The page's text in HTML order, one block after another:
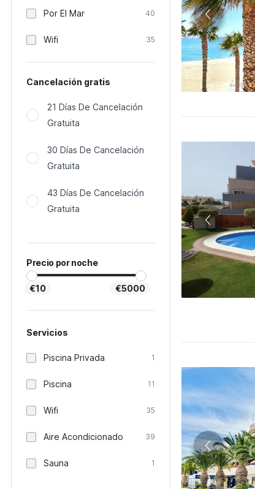
Por El Mar 40
Wifi 35
Cancelación gratis
21 Días De Cancelación
Gratuita
30 Días De Cancelación
Gratuita
43 Días De Cancelación
Gratuita
Precio por noche
€10 €5000
Servicios
Piscina Privada 1
Piscina 11
Wifi 35
Aire Acondicionado 39
Sauna 1